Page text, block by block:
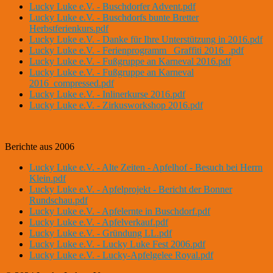
Lucky Luke e.V. - Buschdorfer Advent.pdf
Lucky Luke e.V. - Buschdorfs bunte Bretter
Herbstferienkurs.pdf
Lucky Luke e.V. - Danke für Ihre Unterstützung in 2016.pdf
Lucky Luke e.V. - Ferienprogramm _Graffiti 2016_.pdf
Lucky Luke e.V. - Fußgruppe an Karneval 2016.pdf
Lucky Luke e.V. - Fußgruppe an Karneval
2016_compressed.pdf
Lucky Luke e.V. - Inlinerkurse 2016.pdf
Lucky Luke e.V. - Zirkusworkshop 2016.pdf
Berichte aus 2006
Lucky Luke e.V. - Alte Zeiten - Apfelhof - Besuch bei Herrn
Klein.pdf
Lucky Luke e.V. - Apfelprojekt - Bericht der Bonner
Rundschau.pdf
Lucky Luke e.V. - Apfelernte in Buschdorf.pdf
Lucky Luke e.V. - Apfelverkauf.pdf
Lucky Luke e.V. - Gründung LL.pdf
Lucky Luke e.V. - Lucky Luke Fest 2006.pdf
Lucky Luke e.V. - Lucky-Apfelgelee Royal.pdf